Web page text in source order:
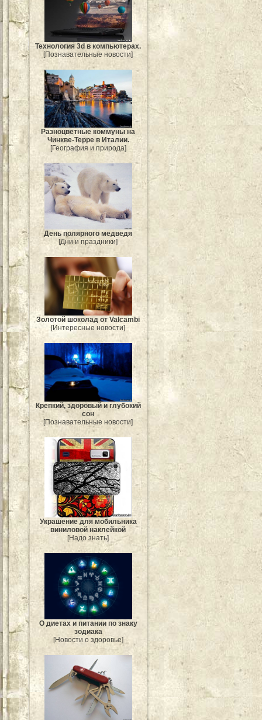
Технология 3d в компьютерах.
[Познавательные новости]
Разноцветные коммуны на
Чинкве-Терре в Италии.
[География и природа]
День полярного медведя
[Дни и праздники]
Золотой шоколад от Valcambi
[Интересные новости]
Крепкий, здоровый и глубокий
сон
[Познавательные новости]
Украшение для мобильника
виниловой наклейкой
[Надо знать]
О диетах и питании по знаку
зодиака
[Новости о здоровье]